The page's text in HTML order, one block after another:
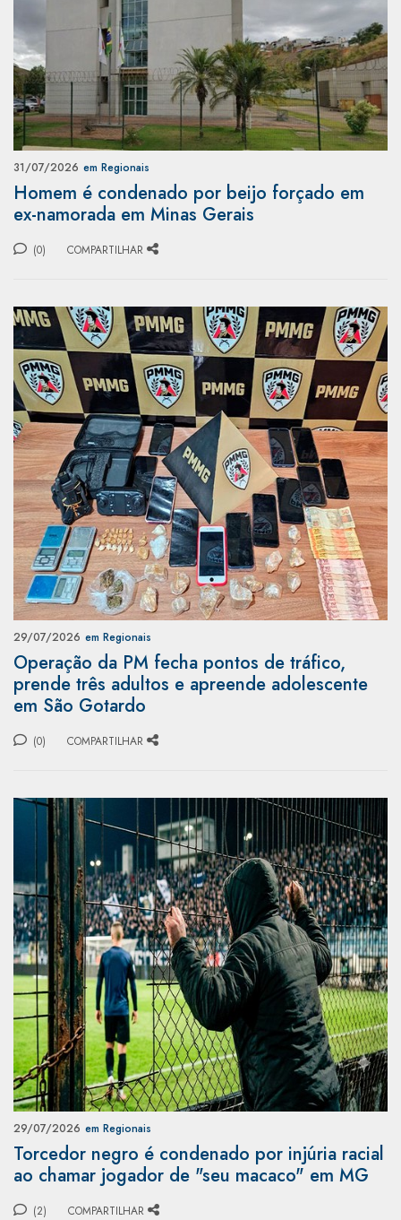
31/07/2026 em Regionais
Homem é condenado por beijo forçado em
ex-namorada em Minas Gerais
(0) COMPARTILHAR
29/07/2026 em Regionais
Operação da PM fecha pontos de tráfico,
prende três adultos e apreende adolescente
em São Gotardo
(0) COMPARTILHAR
29/07/2026 em Regionais
Torcedor negro é condenado por injúria racial
ao chamar jogador de "seu macaco" em MG
(2) COMPARTILHAR